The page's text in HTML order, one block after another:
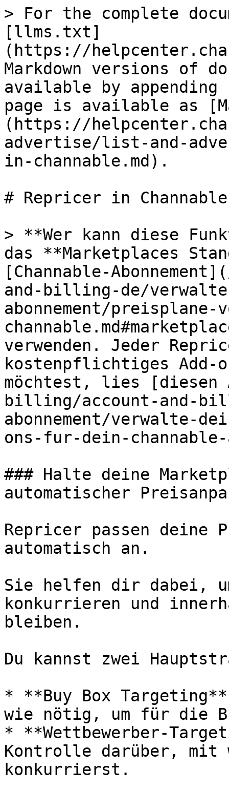
> For the complete
[llms.txt]
(https://
Markdown versions of
available by
page is available as
(https://
advertise/list-and-
in-channable.md).
# Repricer in Channable
> **Wer kann diese
das **Marketplaces
[Channable-
and-billing-de/
abonnement/preisplane-
verwenden. Jeder
kostenpflichtiges Add-
möchtest, lies
billing/account-and-
abonnement/verwalte-
ons-fur-dein-channable-
### Halte deine
automatischer
Repricer passen deine
automatisch an.
Sie helfen dir dabei,
konkurrieren und
bleiben.
Du kannst zwei
* **Buy Box
wie nötig, um für die
* **Wettbewerber-
Kontrolle darüber, mit
konkurrierst.